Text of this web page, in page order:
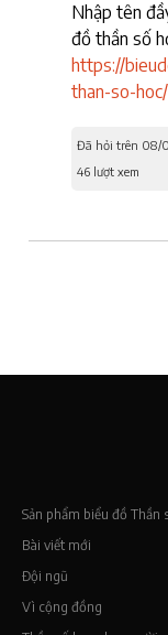
Nhập tên
đồ thần số
https://
than-so-hoc/
Đã hỏi trên 08/
46 lượt xem
Sản phẩm biểu đồ Thần
Bài viết mới
Đội ngũ
Vì cộng đồng